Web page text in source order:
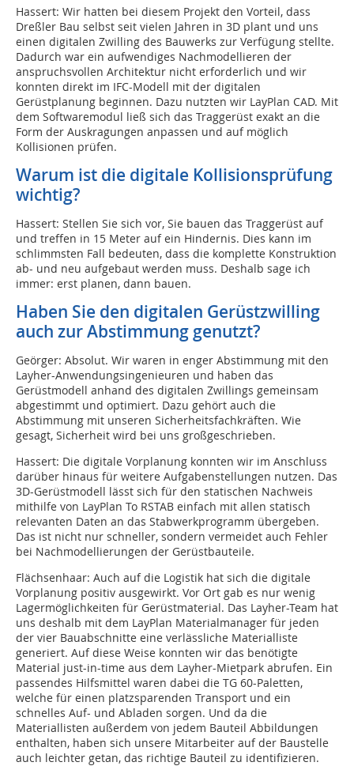
Hassert: Wir hatten bei diesem Projekt den Vorteil, dass
Dreßler Bau selbst seit vielen Jahren in 3D plant und uns
einen digitalen Zwilling des Bauwerks zur Verfügung stellte.
Dadurch war ein aufwendiges Nachmodellieren der
anspruchsvollen Architektur nicht erforderlich und wir
konnten direkt im IFC-Modell mit der digitalen
Gerüstplanung beginnen. Dazu nutzten wir LayPlan CAD. Mit
dem Softwaremodul ließ sich das Traggerüst exakt an die
Form der Auskragungen anpassen und auf möglich
Kollisionen prüfen.
Warum ist die digitale Kollisionsprüfung
wichtig?
Hassert: Stellen Sie sich vor, Sie bauen das Traggerüst auf
und treffen in 15 Meter auf ein Hindernis. Dies kann im
schlimmsten Fall bedeuten, dass die komplette Konstruktion
ab- und neu aufgebaut werden muss. Deshalb sage ich
immer: erst planen, dann bauen.
Haben Sie den digitalen Gerüstzwilling
auch zur Abstimmung genutzt?
Geörger: Absolut. Wir waren in enger Abstimmung mit den
Layher-Anwendungsingenieuren und haben das
Gerüstmodell anhand des digitalen Zwillings gemeinsam
abgestimmt und optimiert. Dazu gehört auch die
Abstimmung mit unseren Sicherheitsfachkräften. Wie
gesagt, Sicherheit wird bei uns großgeschrieben.
Hassert: Die digitale Vorplanung konnten wir im Anschluss
darüber hinaus für weitere Aufgabenstellungen nutzen. Das
3D-Gerüstmodell lässt sich für den statischen Nachweis
mithilfe von LayPlan To RSTAB einfach mit allen statisch
relevanten Daten an das Stabwerkprogramm übergeben.
Das ist nicht nur schneller, sondern vermeidet auch Fehler
bei Nachmodellierungen der Gerüstbauteile.
Flächsenhaar: Auch auf die Logistik hat sich die digitale
Vorplanung positiv ausgewirkt. Vor Ort gab es nur wenig
Lagermöglichkeiten für Gerüstmaterial. Das Layher-Team hat
uns deshalb mit dem LayPlan Materialmanager für jeden
der vier Bauabschnitte eine verlässliche Materialliste
generiert. Auf diese Weise konnten wir das benötigte
Material just-in-time aus dem Layher-Mietpark abrufen. Ein
passendes Hilfsmittel waren dabei die TG 60-Paletten,
welche für einen platzsparenden Transport und ein
schnelles Auf- und Abladen sorgen. Und da die
Materiallisten außerdem von jedem Bauteil Abbildungen
enthalten, haben sich unsere Mitarbeiter auf der Baustelle
auch leichter getan, das richtige Bauteil zu identifizieren.